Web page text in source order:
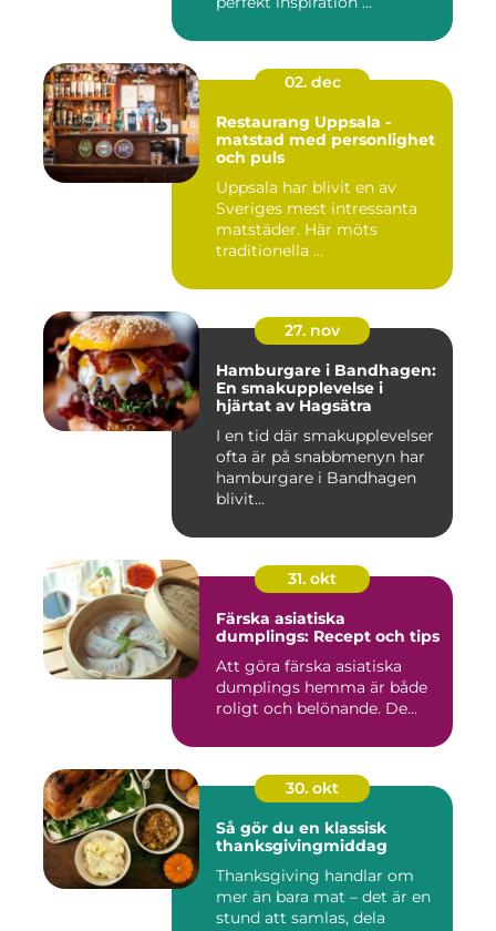
02. dec
Restaurang Uppsala -
matstad med personlighet
och puls
Uppsala har blivit en av
Sveriges mest intressanta
matstäder. Här möts
traditionella ...
27. nov
Hamburgare i Bandhagen:
En smakupplevelse i
hjärtat av Hagsätra
I en tid där smakupplevelser
ofta är på snabbmenyn har
hamburgare i Bandhagen
blivit...
31. okt
Färska asiatiska
dumplings: Recept och tips
Att göra färska asiatiska
dumplings hemma är både
roligt och belönande. De...
30. okt
Så gör du en klassisk
thanksgivingmiddag
Thanksgiving handlar om
mer än bara mat – det är en
stund att samlas, dela